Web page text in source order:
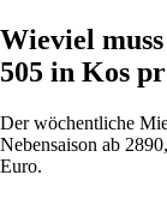
Wieviel
505 in Kos
Der wöchentliche
Nebensaison ab
Euro.